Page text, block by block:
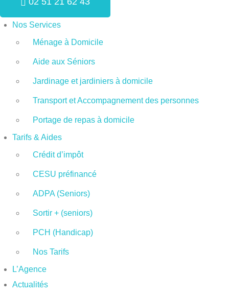
Nos Services
Ménage à Domicile
Aide aux Séniors
Jardinage et jardiniers à domicile
Transport et Accompagnement des personnes
Portage de repas à domicile
Tarifs & Aides
Crédit d’impôt
CESU préfinancé
ADPA (Seniors)
Sortir + (seniors)
PCH (Handicap)
Nos Tarifs
L’Agence
Actualités